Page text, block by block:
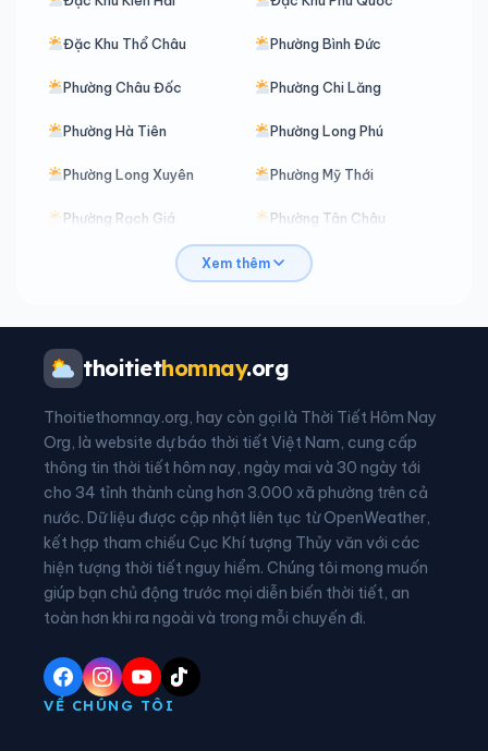
Đặc Khu Thổ Châu Phường Bình Đức
Phường Châu Đốc Phường Chi Lăng
Phường Hà Tiên Phường Long Phú
Phường Long Xuyên Phường Mỹ Thới
Phường Rạch Giá Phường Tân Châu
Phường Tịnh Biên Phường Tô Châu
Xã An Biên
Xã An Cư
Xã An Phú Xã Ba Chúc
Xã Bình An Xã Bình Giang
Xã Bình Hòa Xã Bình Mỹ
Xã Bình Sơn Xã Bình Thạnh Đông
Xã Cần Đăng Xã Châu Phong
Xã Châu Phú
Xã Chợ Mới
Xem thêm
thoitiethomnay.org
Thoitiethomnay.org, hay còn gọi là Thời Tiết Hôm Nay
Org, là website dự báo thời tiết Việt Nam, cung cấp
thông tin thời tiết hôm nay, ngày mai và 30 ngày tới
cho 34 tỉnh thành cùng hơn 3.000 xã phường trên cả
nước. Dữ liệu được cập nhật liên tục từ OpenWeather,
kết hợp tham chiếu Cục Khí tượng Thủy văn với các
hiện tượng thời tiết nguy hiểm. Chúng tôi mong muốn
giúp bạn chủ động trước mọi diễn biến thời tiết, an
toàn hơn khi ra ngoài và trong mỗi chuyến đi.
VỀ CHÚNG TÔI